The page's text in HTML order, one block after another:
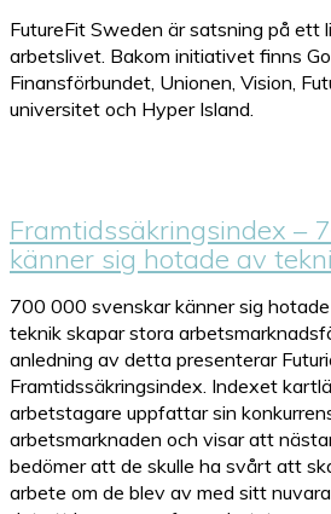
FutureFit Sweden är satsning på ett
arbetslivet. Bakom initiativet finns
Finansförbundet, Unionen, Vision,
universitet och Hyper Island.
Framtidssäkringsindex –
känner sig hotade av
700 000 svenskar känner sig
teknik skapar stora
anledning av detta presenterar
Framtidssäkringsindex. Indexet
arbetstagare uppfattar sin
arbetsmarknaden och visar att
bedömer att de skulle ha svårt att
arbete om de blev av med sitt